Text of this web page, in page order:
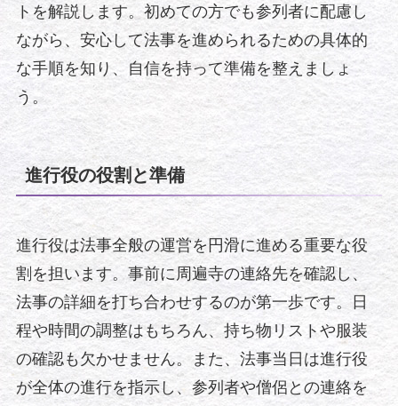
トを解説します。初めての方でも参列者に配慮し
ながら、安心して法事を進められるための具体的
な手順を知り、自信を持って準備を整えましょ
う。
進行役の役割と準備
進行役は法事全般の運営を円滑に進める重要な役
割を担います。事前に周遍寺の連絡先を確認し、
法事の詳細を打ち合わせするのが第一歩です。日
程や時間の調整はもちろん、持ち物リストや服装
の確認も欠かせません。また、法事当日は進行役
が全体の進行を指示し、参列者や僧侶との連絡を